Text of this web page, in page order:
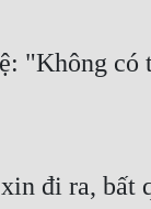
"Không
đi ra, bất